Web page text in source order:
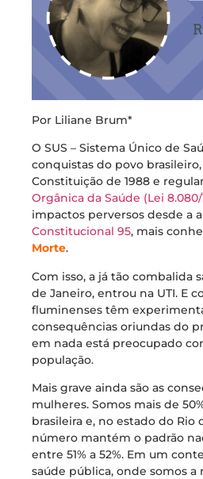
Por Liliane Brum*
O SUS – Sistema Único de
conquistas do povo
Constituição de 1988 e
Orgânica da Saúde (Lei 8.080/
impactos perversos desde a
Constitucional 95, mais
Morte.
Com isso, a já tão combalida
de Janeiro, entrou na UTI. E
fluminenses têm
consequências oriundas do
em nada está preocupado
população.
Mais grave ainda são as
mulheres. Somos mais de
brasileira e, no estado do Rio
número mantém o padrão
entre 51% a 52%. Em um
saúde pública, onde somos a